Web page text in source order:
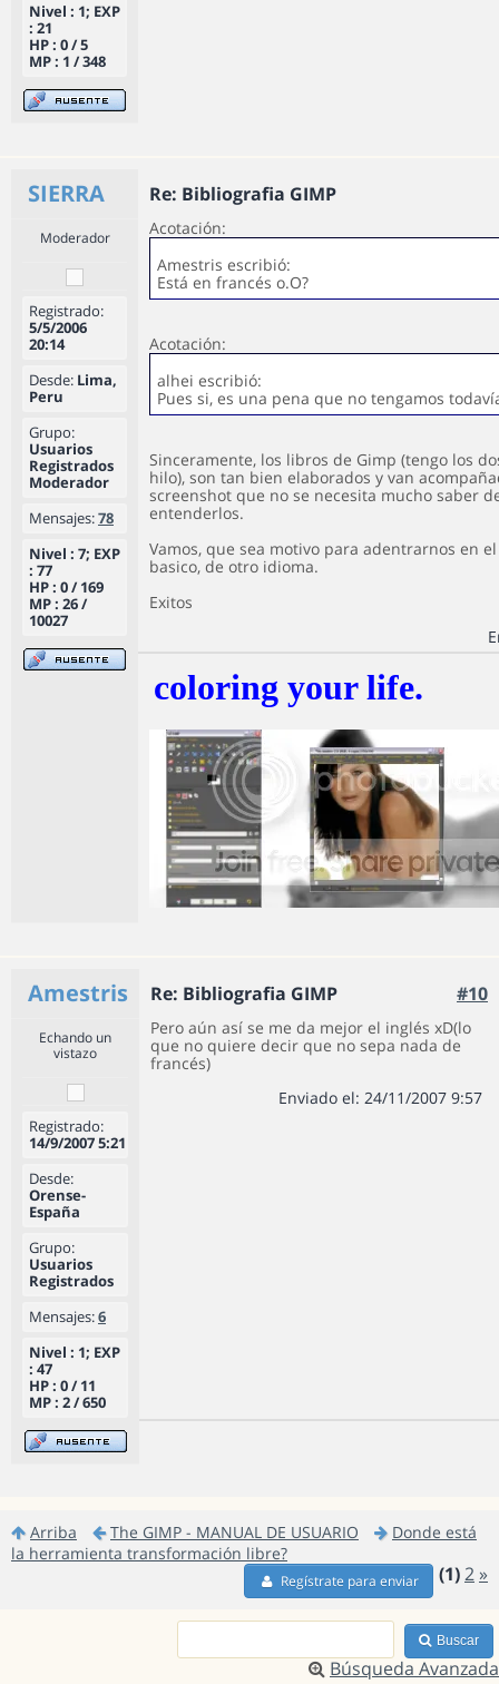
Nivel : 1; EXP
: 21
HP : 0 / 5
MP : 1 / 348
SIERRA Re: Bibliografia GIMP
Moderador
Registrado:
5/5/2006
20:14
Desde: Lima,
Peru
Grupo:
Usuarios
Registrados
Moderador
Mensajes:78
Nivel : 7; EXP
: 77
HP : 0 / 169
MP : 26 /
10027
Acotación:
Amestris escribió:
Está en francés o.O?
Acotación:
alhei escribió:
Pues si, es una pena que no tengamos
Sinceramente, los libros de Gimp (tengo los
hilo), son tan bien elaborados y van
screenshot que no se necesita mucho saber
entenderlos.
Vamos, que sea motivo para adentrarnos en
basico, de otro idioma.
Exitos
coloring your life.
Amestris Re: Bibliografia GIMP #10
Echando un
vistazo
Registrado:
14/9/2007 5:21
Desde:
Orense-
España
Grupo:
Usuarios
Registrados
Mensajes:6
Nivel : 1; EXP
: 47
HP : 0 / 11
MP : 2 / 650
Pero aún así se me da mejor el inglés xD(lo
que no quiere decir que no sepa nada de
francés)
Enviado el: 24/11/2007 9:57
Arriba The GIMP - MANUAL DE USUARIO
Donde está
la herramienta transformación libre?
(1)2 »
Regístrate para enviar
Buscar
Búsqueda Avanzada